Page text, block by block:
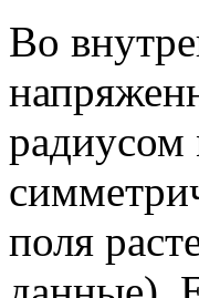
Во
радиусом
поля